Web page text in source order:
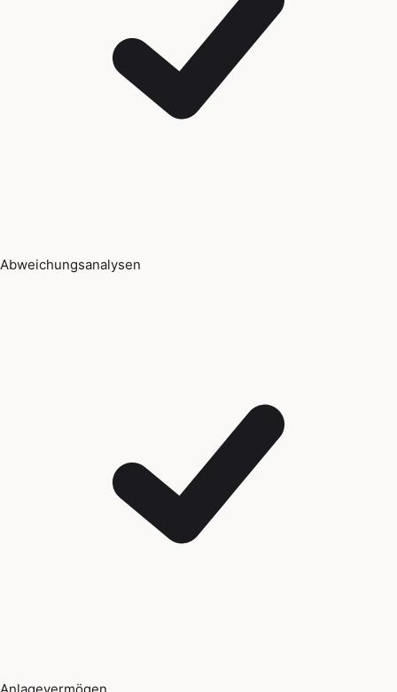
Abweichungsanalysen